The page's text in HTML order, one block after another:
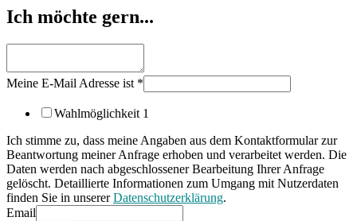
Ich möchte gern...
Meine E-Mail Adresse ist *
Wahlmöglichkeit 1
Ich stimme zu, dass meine Angaben aus dem Kontaktformular zur
Beantwortung meiner Anfrage erhoben und verarbeitet werden. Die
Daten werden nach abgeschlossener Bearbeitung Ihrer Anfrage
gelöscht. Detaillierte Informationen zum Umgang mit Nutzerdaten
finden Sie in unsererDatenschutzerklärung.
Email